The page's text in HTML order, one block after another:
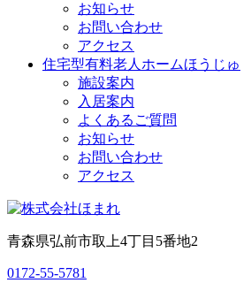
お知らせ
お問い合わせ
アクセス
住宅型有料老人ホームほうじゅ
施設案内
入居案内
よくあるご質問
お知らせ
お問い合わせ
アクセス
青森県弘前市取上4丁目5番地2
0172-55-5781